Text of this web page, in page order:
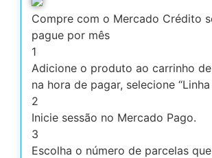
Compre com o Mercado Crédito
pague por mês
1
Adicione o produto ao carrinho
na hora de pagar, selecione
2
Inicie sessão no Mercado Pago.
3
Escolha o número de parcelas